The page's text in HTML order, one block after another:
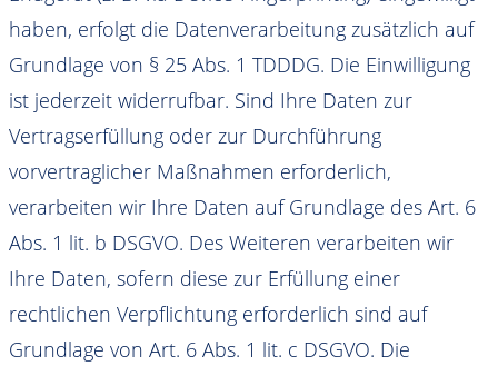
haben, erfolgt die Datenverarbeitung zusätzlich auf
Grundlage von § 25 Abs. 1 TDDDG. Die Einwilligung
ist jederzeit widerrufbar. Sind Ihre Daten zur
Vertragserfüllung oder zur Durchführung
vorvertraglicher Maßnahmen erforderlich,
verarbeiten wir Ihre Daten auf Grundlage des Art. 6
Abs. 1 lit. b DSGVO. Des Weiteren verarbeiten wir
Ihre Daten, sofern diese zur Erfüllung einer
rechtlichen Verpflichtung erforderlich sind auf
Grundlage von Art. 6 Abs. 1 lit. c DSGVO. Die